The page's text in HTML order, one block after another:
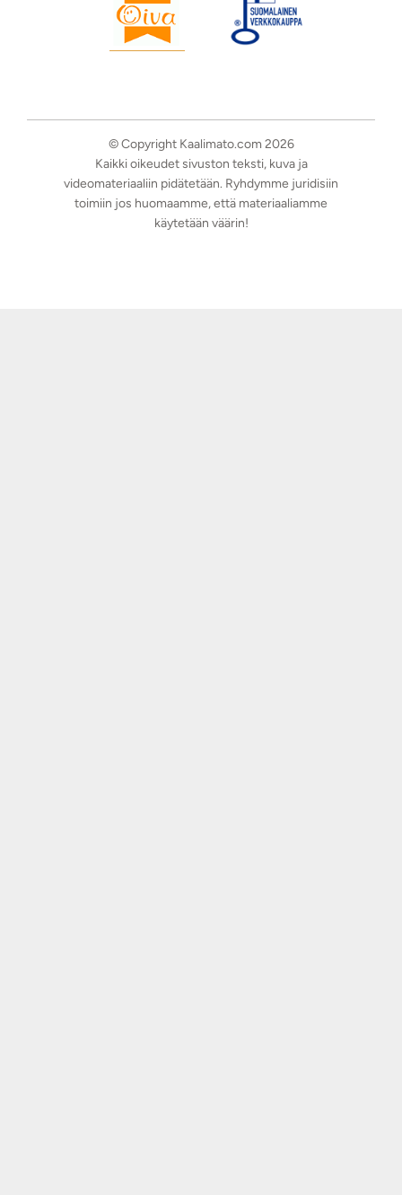
© Copyright Kaalimato.com 2026
Kaikki oikeudet sivuston teksti, kuva ja
videomateriaaliin pidätetään. Ryhdymme juridisiin
toimiin jos huomaamme, että materiaaliamme
käytetään väärin!